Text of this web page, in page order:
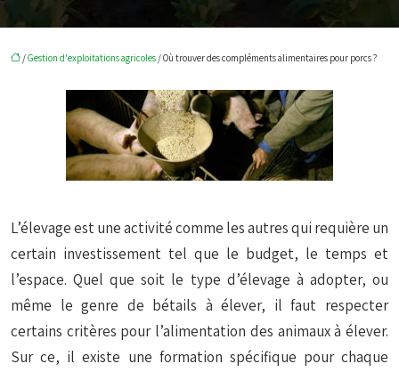
/Gestion d'exploitations agricoles / Où trouver des compléments alimentaires pour porcs ?
L’élevage est une activité comme les autres qui requière un
certain investissement tel que le budget, le temps et
l’espace. Quel que soit le type d’élevage à adopter, ou
même le genre de bétails à élever, il faut respecter
certains critères pour l’alimentation des animaux à élever.
Sur ce, il existe une formation spécifique pour chaque